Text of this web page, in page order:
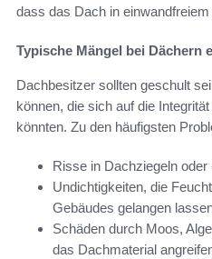
dass das Dach in
Typische Mängel bei Dächern
Dachbesitzer sollten geschult
können, die sich auf die
könnten. Zu den häufigsten
Risse in Dachziegeln oder
Undichtigkeiten, die
Gebäudes gelangen
Schäden durch Moos,
das Dachmaterial